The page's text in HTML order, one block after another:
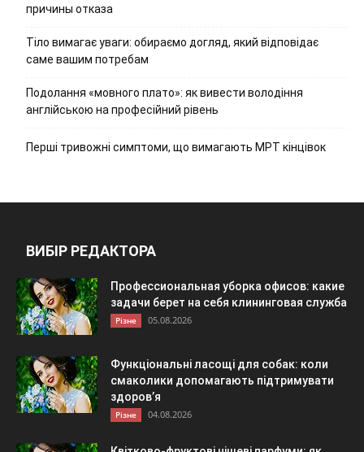
причины отказа
Тіло вимагає уваги: обираємо догляд, який відповідає
саме вашим потребам
Подолання «мовного плато»: як вивести володіння
англійською на професійний рівень
Перші тривожні симптоми, що вимагають МРТ кінцівок
ВИБІР РЕДАКТОРА
Профессиональная уборка офисов: какие
задачи берет на себя клининговая служба
Різне 05.08.2026
Функціональні ласощі для собак: коли
смаколики допомагають підтримувати
здоров’я
Різне 04.08.2026